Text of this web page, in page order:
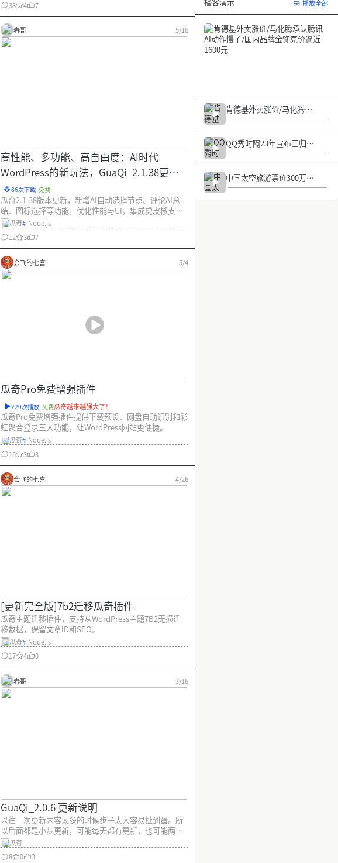
38
4 7
春哥 5/16
高性能、多功能、高自由度：AI时代
WordPress的新玩法，GuaQi_2.1.38更新
说明
86次下载 免费
瓜奇2.1.38版本更新，新增AI自动选择节点、评论AI总
结、图标选择等功能，优化性能与UI，集成虎皮椒支
付。Wordpress+AI+Node.js带来全新玩法。
瓜奇# Node.js
12
3 7
会飞的七喜 5/4
瓜奇Pro免费增强插件
229次播放 免费瓜奇越来越强大了！
瓜奇Pro免费增强插件提供下载预设、网盘自动识别和彩
虹聚合登录三大功能，让WordPress网站更便捷。
瓜奇# Node.js
16
3 3
会飞的七喜 4/26
[更新完全版]7b2迁移瓜奇插件
瓜奇主题迁移插件，支持从WordPress主题7B2无损迁
移数据，保留文章ID和SEO。
瓜奇# Node.js
17
4 0
春哥 3/16
GuaQi_2.0.6 更新说明
以往一次更新内容太多的时候步子太大容易扯到蛋。所
以后面都是小步更新，可能每天都有更新，也可能两天
一更新。有一个朋友说你慢点，前一个功能还没搞清
楚，新的又出来！兄弟，男人越老越快你不知道吗？ 插
瓜奇
8
0 3
播放全部
00元
肯德基外卖涨价/马化腾承
认腾讯AI动作慢了/国内品
牌金饰克价逼近1600元
QQ秀时隔23年宣布回归/
买彩票变亿万富翁成历史/
马克龙同款太阳镜爆火
中国太空旅游票价300万
元/泡泡玛特情人节限定款